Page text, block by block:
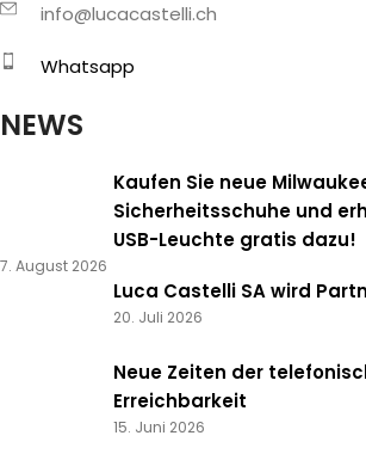
info@lucacastelli.ch
Whatsapp
NEWS
Kaufen Sie neue
Sicherheitsschuhe und
USB-Leuchte gratis dazu!
7. August 2026
Luca Castelli SA wird
20. Juli 2026
Neue Zeiten der
Erreichbarkeit
15. Juni 2026